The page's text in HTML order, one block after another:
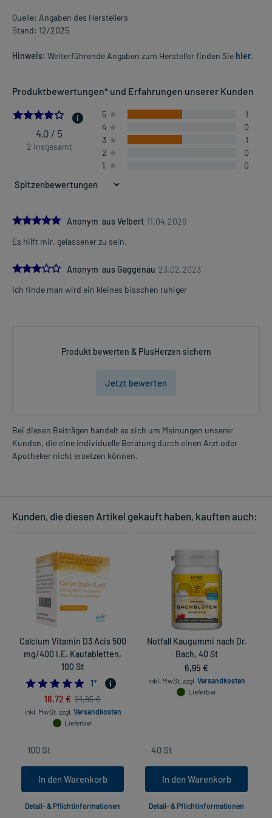
Quelle: Angaben des Herstellers
Stand: 12/2025
Hinweis: Weiterführende Angaben zum Hersteller finden Sie hier.
Produktbewertungen* und Erfahrungen unserer Kunden
4.0
4,0 / 5
2 insgesamt
5
1
4
0
3
1
2
0
1
0
5.0Anonym aus Velbert 11.04.2026
Es hilft mir, gelassener zu sein.
3.0Anonym aus Gaggenau 23.02.2023
Ich finde man wird ein kleines bisschen ruhiger
Produkt bewerten & PlusHerzen sichern
Jetzt bewerten
Bei diesen Beiträgen handelt es sich um Meinungen unserer
Kunden, die eine individuelle Beratung durch einen Arzt oder
Apotheker nicht ersetzen können.
Kunden, die diesen Artikel gekauft haben, kauften auch:
Calcium Vitamin D3 Acis 500
mg/400 I.E. Kautabletten,
100 St
5.0
1*
18,72 € 21,85 €
inkl. MwSt. zzgl. Versandkosten
Lieferbar
In den Warenkorb
Detail- & Pflichtinformationen
Notfall Kaugummi nach Dr.
Bach, 40 St
6,95 €
inkl. MwSt. zzgl. Versandkosten
Lieferbar
In den Warenkorb
Detail- & Pflichtinformationen